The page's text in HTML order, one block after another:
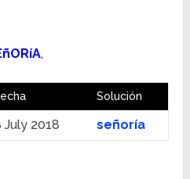
,
Solución
July 2018 señoría